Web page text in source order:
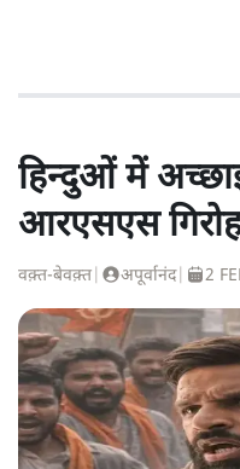
हिन्दुओं में
आरएसएस
वक़्त-बेवक़्त अपूर्वानंद| 2